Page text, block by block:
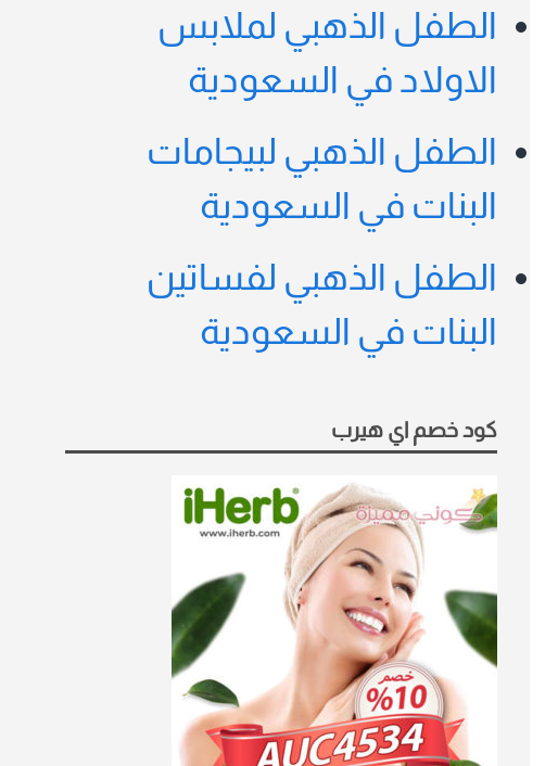
الطفل الذهبي لملابس
الاولاد في السعودية
الطفل الذهبي لبيجامات
البنات في السعودية
الطفل الذهبي لفساتين
البنات في السعودية
كود خصم اي هيرب